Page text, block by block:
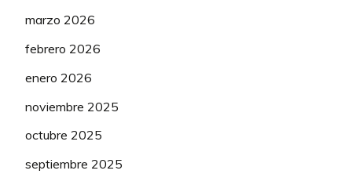
marzo 2026
febrero 2026
enero 2026
noviembre 2025
octubre 2025
septiembre 2025